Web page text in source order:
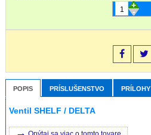
-
+
POPIS PRÍSLUŠENSTVO PRÍLOHY
Ventil SHELF / DELTA